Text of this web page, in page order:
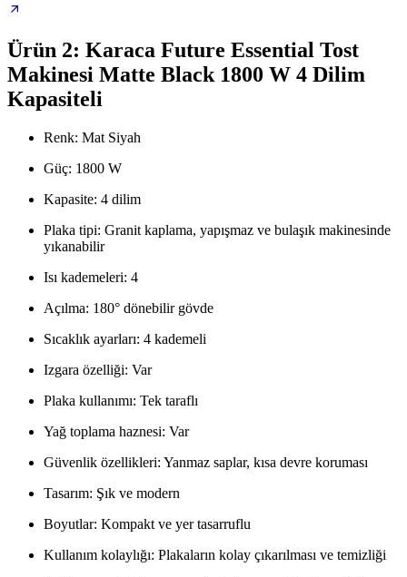
Ürün 2: Karaca Future Essential Tost
Makinesi Matte Black 1800 W 4 Dilim
Kapasiteli
Renk: Mat Siyah
Güç: 1800 W
Kapasite: 4 dilim
Plaka tipi: Granit kaplama, yapışmaz ve bulaşık makinesinde
yıkanabilir
Isı kademeleri: 4
Açılma: 180° dönebilir gövde
Sıcaklık ayarları: 4 kademeli
Izgara özelliği: Var
Plaka kullanımı: Tek taraflı
Yağ toplama haznesi: Var
Güvenlik özellikleri: Yanmaz saplar, kısa devre koruması
Tasarım: Şık ve modern
Boyutlar: Kompakt ve yer tasarruflu
Kullanım kolaylığı: Plakaların kolay çıkarılması ve temizliği